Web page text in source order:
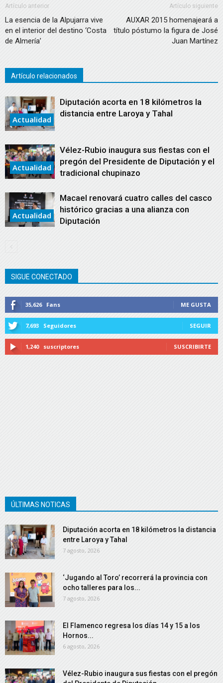
Artículo anterior
La esencia de la Alpujarra vive
en el interior del destino ‘Costa
de Almería’
Artículo siguiente
AUXAR 2015 homenajeará a
título póstumo la figura de José
Juan Martínez
Artículo relacionados
Actualidad
Diputación acorta en 18 kilómetros la
distancia entre Laroya y Tahal
Actualidad
Vélez-Rubio inaugura sus fiestas con el
pregón del Presidente de Diputación y el
tradicional chupinazo
Actualidad
Macael renovará cuatro calles del casco
histórico gracias a una alianza con
Diputación
SIGUE CONECTADO
35,626 Fans ME GUSTA
7,693 Seguidores SEGUIR
1,240 suscriptores SUSCRIBIRTE
ÚLTIMAS NOTICAS
Diputación acorta en 18 kilómetros la distancia
entre Laroya y Tahal
7 agosto, 2026
‘Jugando al Toro’ recorrerá la provincia con
ocho talleres para los...
7 agosto, 2026
El Flamenco regresa los días 14 y 15 a los
Hornos...
6 agosto, 2026
Vélez-Rubio inaugura sus fiestas con el pregón